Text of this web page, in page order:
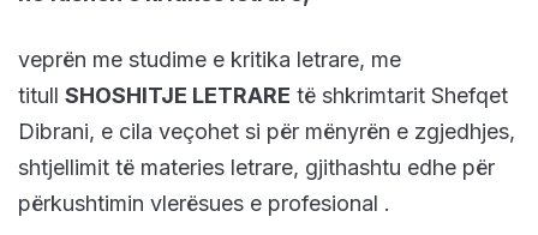
veprën me studime e kritika letrare, me
titull SHOSHITJE LETRARE të shkrimtarit Shefqet
Dibrani, e cila veçohet si për mënyrën e zgjedhjes,
shtjellimit të materies letrare, gjithashtu edhe për
përkushtimin vlerësues e profesional .